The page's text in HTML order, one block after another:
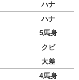
ハナ
ハナ
5馬身
クビ
大差
4馬身